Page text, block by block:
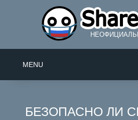
MENU
БЕЗОПАСНО ЛИ